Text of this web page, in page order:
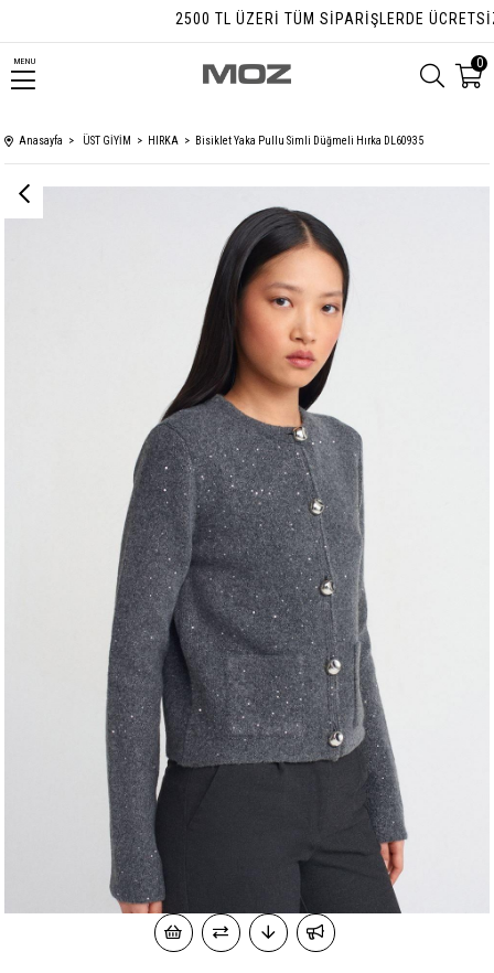
2500 TL ÜZERI TÜM SIPARIŞLERDE ÜCRETSIZ
MENU 0
Anasayfa ÜST GİYİM HIRKA Bisiklet Yaka Pullu Simli Düğmeli Hırka DL60935